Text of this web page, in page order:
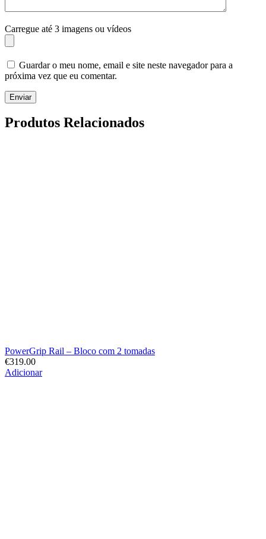
Carregue até 3 imagens ou vídeos
Guardar o meu nome, email e site neste navegador para a
próxima vez que eu comentar.
Enviar
Produtos Relacionados
PowerGrip Rail – Bloco com 2 tomadas
€319.00
Adicionar